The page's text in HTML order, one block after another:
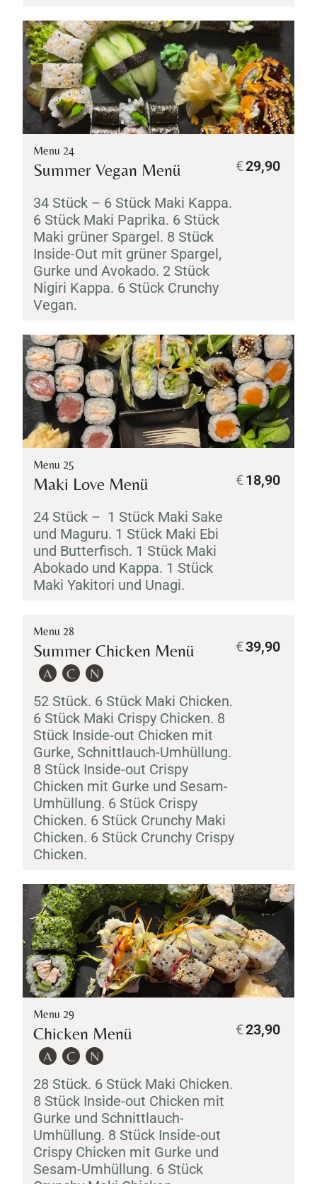
Menu 24
Summer Vegan Menü
34 Stück – 6 Stück Maki Kappa.
6 Stück Maki Paprika. 6 Stück
Maki grüner Spargel. 8 Stück
Inside-Out mit grüner Spargel,
Gurke und Avokado. 2 Stück
Nigiri Kappa. 6 Stück Crunchy
Vegan.
29,90
€
Menu 25
Maki Love Menü
24 Stück – 1 Stück Maki Sake
und Maguru. 1 Stück Maki Ebi
und Butterfisch. 1 Stück Maki
Abokado und Kappa. 1 Stück
Maki Yakitori und Unagi.
18,90
€
Menu 28
Summer Chicken Menü
A C N
52 Stück. 6 Stück Maki Chicken.
6 Stück Maki Crispy Chicken. 8
Stück Inside-out Chicken mit
Gurke, Schnittlauch-Umhüllung.
8 Stück Inside-out Crispy
Chicken mit Gurke und Sesam-
Umhüllung. 6 Stück Crispy
Chicken. 6 Stück Crunchy Maki
Chicken. 6 Stück Crunchy Crispy
Chicken.
39,90
€
Menu 29
Chicken Menü
A C N
28 Stück. 6 Stück Maki Chicken.
8 Stück Inside-out Chicken mit
Gurke und Schnittlauch-
Umhüllung. 8 Stück Inside-out
Crispy Chicken mit Gurke und
Sesam-Umhüllung. 6 Stück
23,90
€